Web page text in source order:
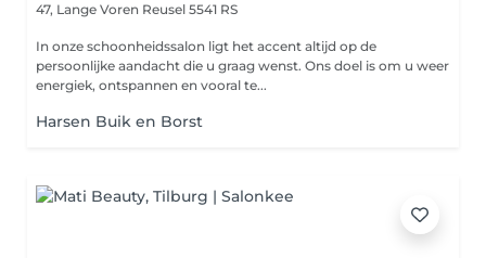
47, Lange Voren Reusel 5541 RS
In onze schoonheidssalon ligt het accent altijd op de
persoonlijke aandacht die u graag wenst. Ons doel is om u weer
energiek, ontspannen en vooral te...
Harsen Buik en Borst